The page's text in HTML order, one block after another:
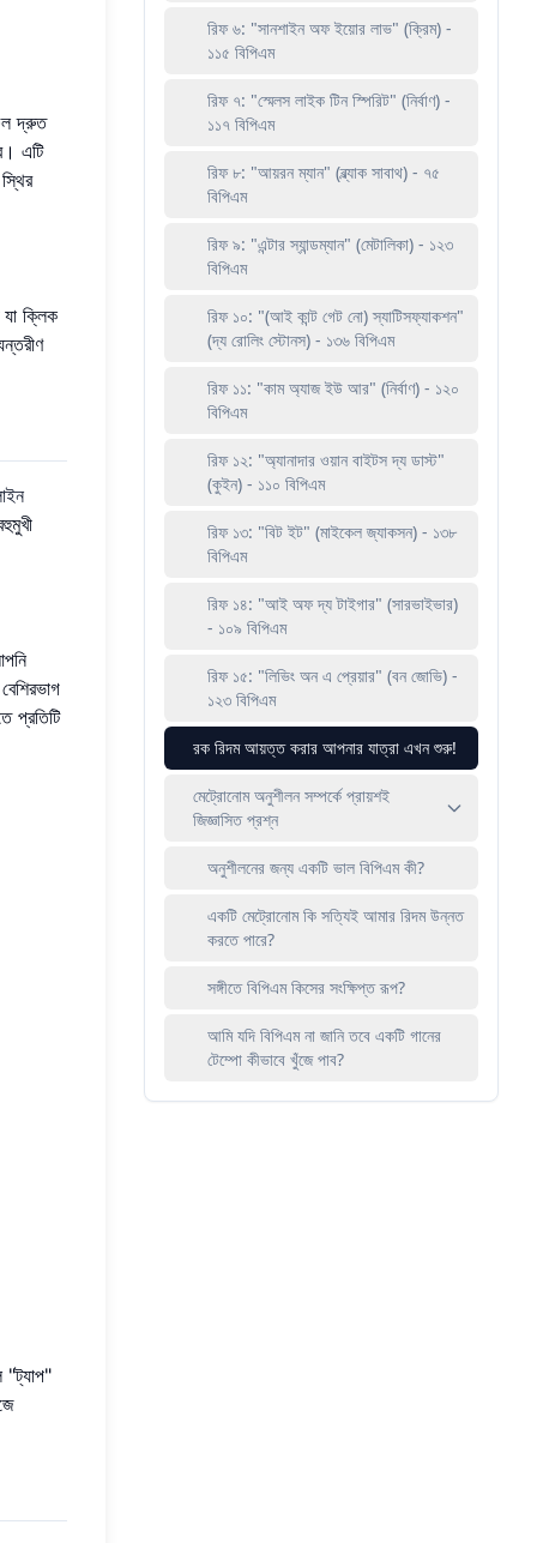
দ্রুত
এটি
ক্লিক
প্রতিটি
"ট্যাপ"
রিফ ৬: "সানশাইন অফ ইয়োর লাভ" (ক্রিম) -
১১৫ বিপিএম
রিফ ৭: "স্মেলস লাইক টিন স্পিরিট" (নির্বাণ) -
১১৭ বিপিএম
রিফ ৮: "আয়রন ম্যান" (ব্ল্যাক সাবাথ) - ৭৫
বিপিএম
রিফ ৯: "এন্টার স্যান্ডম্যান" (মেটালিকা) - ১২৩
বিপিএম
রিফ ১০: "(আই কান্ট গেট নো) স্যাটিসফ্যাকশন"
(দ্য রোলিং স্টোনস) - ১৩৬ বিপিএম
রিফ ১১: "কাম অ্যাজ ইউ আর" (নির্বাণ) - ১২০
বিপিএম
রিফ ১২: "অ্যানাদার ওয়ান বাইটস দ্য ডাস্ট"
(কুইন) - ১১০ বিপিএম
রিফ ১৩: "বিট ইট" (মাইকেল জ্যাকসন) - ১৩৮
বিপিএম
রিফ ১৪: "আই অফ দ্য টাইগার" (সারভাইভার)
- ১০৯ বিপিএম
রিফ ১৫: "লিভিং অন এ প্রেয়ার" (বন জোভি) -
১২৩ বিপিএম
রক রিদম আয়ত্ত করার আপনার যাত্রা এখন শুরু!
মেট্রোনোম অনুশীলন সম্পর্কে প্রায়শই
জিজ্ঞাসিত প্রশ্ন
অনুশীলনের জন্য একটি ভাল বিপিএম কী?
একটি মেট্রোনোম কি সত্যিই আমার রিদম উন্নত
করতে পারে?
সঙ্গীতে বিপিএম কিসের সংক্ষিপ্ত রূপ?
আমি যদি বিপিএম না জানি তবে একটি গানের
টেম্পো কীভাবে খুঁজে পাব?